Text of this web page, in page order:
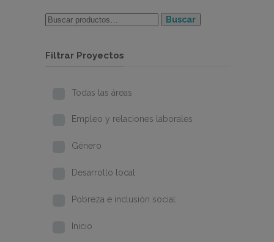
Buscar
Filtrar Proyectos
Todas las áreas
Empleo y relaciones laborales
Género
Desarrollo local
Pobreza e inclusión social
Inicio